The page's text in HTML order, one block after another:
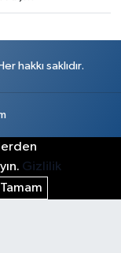
hakkı saklıdır.
Gizlilik
Tamam